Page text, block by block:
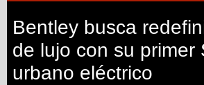
Bentley busca
de lujo con su primer
urbano eléctrico